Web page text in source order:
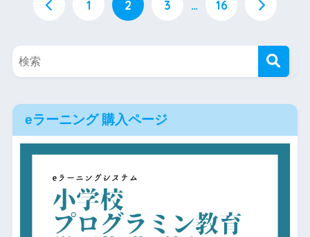
1 2 3 … 16
eラーニング 購入ページ